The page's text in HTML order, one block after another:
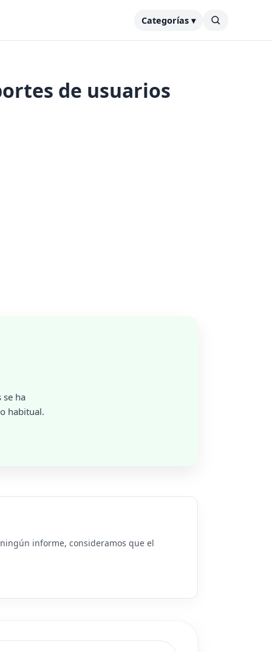
Categorías ▾
de usuarios
se ha
habitual.
informe, consideramos que el